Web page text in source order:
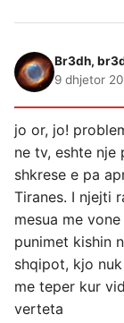
Br3dh,
9 dhjetor
jo or, jo!
ne tv, eshte nje
shkrese e pa
Tiranes. I njejti
mesua me
punimet kishin
shqipot, kjo
me teper kur
verteta